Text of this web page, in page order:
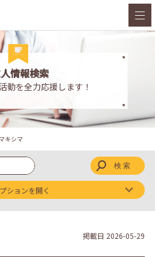
情報検索
動を全力応援します！
キシマ
ションを開く
掲載日 2026-05-29